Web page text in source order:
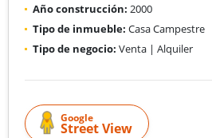
Año construcción: 2000
Tipo de inmueble: Casa Campestre
Tipo de negocio: Venta | Alquiler
Google
Street View